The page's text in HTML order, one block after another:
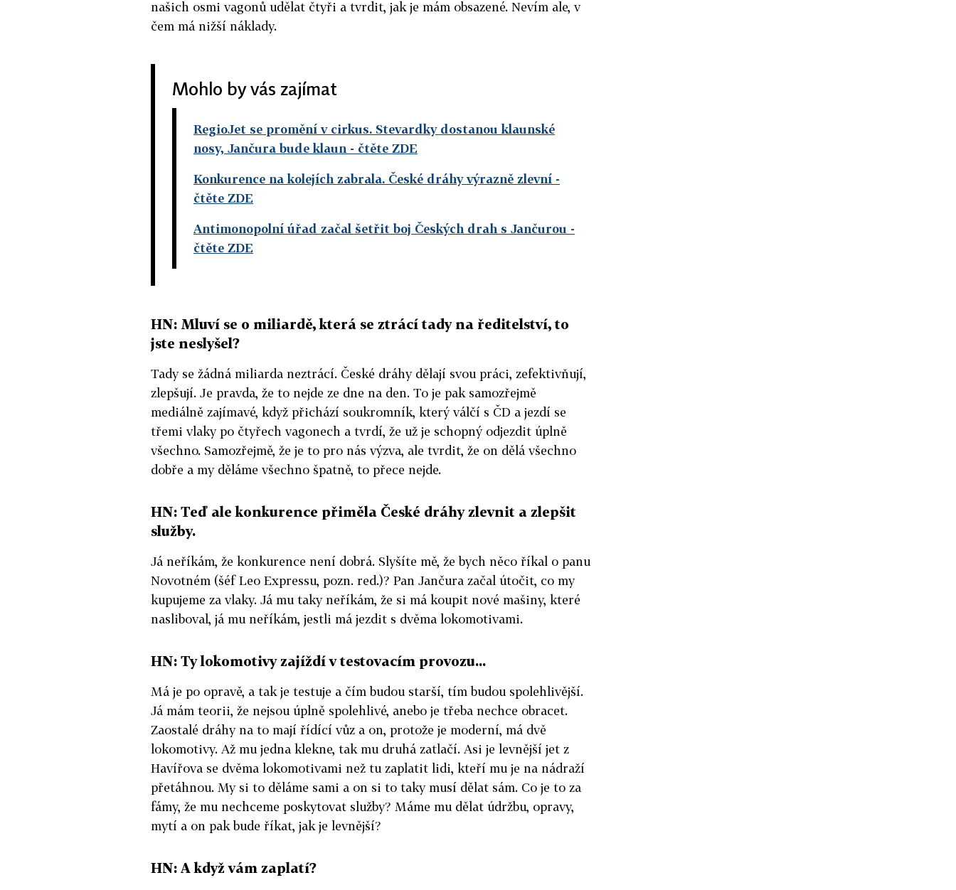
našich osmi vagonů udělat čtyři a tvrdit, jak je mám obsazené. Nevím ale, v
čem má nižší náklady.
Mohlo by vás zajímat
RegioJet se promění v cirkus. Stevardky dostanou klaunské
nosy, Jančura bude klaun - čtěte ZDE
Konkurence na kolejích zabrala. České dráhy výrazně zlevní -
čtěte ZDE
Antimonopolní úřad začal šetřit boj Českých drah s Jančurou -
čtěte ZDE
HN: Mluví se o miliardě, která se ztrácí tady na ředitelství, to
jste neslyšel?
Tady se žádná miliarda neztrácí. České dráhy dělají svou práci, zefektivňují,
zlepšují. Je pravda, že to nejde ze dne na den. To je pak samozřejmě
mediálně zajímavé, když přichází soukromník, který válčí s ČD a jezdí se
třemi vlaky po čtyřech vagonech a tvrdí, že už je schopný odjezdit úplně
všechno. Samozřejmě, že je to pro nás výzva, ale tvrdit, že on dělá všechno
dobře a my děláme všechno špatně, to přece nejde.
HN: Teď ale konkurence přiměla České dráhy zlevnit a zlepšit
služby.
Já neříkám, že konkurence není dobrá. Slyšíte mě, že bych něco říkal o panu
Novotném (šéf Leo Expressu, pozn. red.)? Pan Jančura začal útočit, co my
kupujeme za vlaky. Já mu taky neříkám, že si má koupit nové mašiny, které
nasliboval, já mu neříkám, jestli má jezdit s dvěma lokomotivami.
HN: Ty lokomotivy zajíždí v testovacím provozu...
Má je po opravě, a tak je testuje a čím budou starší, tím budou spolehlivější.
Já mám teorii, že nejsou úplně spolehlivé, anebo je třeba nechce obracet.
Zaostalé dráhy na to mají řídící vůz a on, protože je moderní, má dvě
lokomotivy. Až mu jedna klekne, tak mu druhá zatlačí. Asi je levnější jet z
Havířova se dvěma lokomotivami než tu zaplatit lidi, kteří mu je na nádraží
přetáhnou. My si to děláme sami a on si to taky musí dělat sám. Co je to za
fámy, že mu nechceme poskytovat služby? Máme mu dělat údržbu, opravy,
mytí a on pak bude říkat, jak je levnější?
HN: A když vám zaplatí?